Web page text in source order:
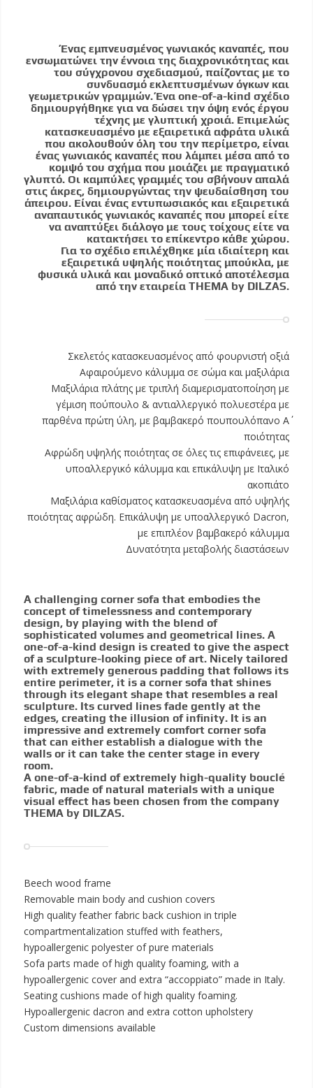
Ένας εμπνευσμένος γωνιακός καναπές, που
ενσωματώνει την έννοια της διαχρονικότητας και
του σύγχρονου σχεδιασμού, παίζοντας με το
συνδυασμό εκλεπτυσμένων όγκων και
γεωμετρικών γραμμών. Ένα one-of-a-kind σχέδιο
δημιουργήθηκε για να δώσει την όψη ενός έργου
τέχνης με γλυπτική χροιά. Επιμελώς
κατασκευασμένο με εξαιρετικά αφράτα υλικά
που ακολουθούν όλη του την περίμετρο, είναι
ένας γωνιακός καναπές που λάμπει μέσα από το
κομψό του σχήμα που μοιάζει με πραγματικό
γλυπτό. Οι καμπύλες γραμμές του σβήνουν απαλά
στις άκρες, δημιουργώντας την ψευδαίσθηση του
άπειρου. Είναι ένας εντυπωσιακός και εξαιρετικά
αναπαυτικός γωνιακός καναπές που μπορεί είτε
να αναπτύξει διάλογο με τους τοίχους είτε να
κατακτήσει το επίκεντρο κάθε χώρου.
Για το σχέδιο επιλέχθηκε μία ιδιαίτερη και
εξαιρετικά υψηλής ποιότητας μπούκλα, με
φυσικά υλικά και μοναδικό οπτικό αποτέλεσμα
από την εταιρεία THEMA by DILZAS.
Σκελετός κατασκευασμένος από φουρνιστή οξιά
Αφαιρούμενο κάλυμμα σε σώμα και μαξιλάρια
Μαξιλάρια πλάτης με τριπλή διαμερισματοποίηση με
γέμιση πούπουλο & αντιαλλεργικό πολυεστέρα με
παρθένα πρώτη ύλη, με βαμβακερό πουπουλόπανο Α΄
ποιότητας
Αφρώδη υψηλής ποιότητας σε όλες τις επιφάνειες, με
υποαλλεργικό κάλυμμα και επικάλυψη με Ιταλικό
ακοπιάτο
Μαξιλάρια καθίσματος κατασκευασμένα από υψηλής
ποιότητας αφρώδη. Επικάλυψη με υποαλλεργικό Dacron,
με επιπλέον βαμβακερό κάλυμμα
Δυνατότητα μεταβολής διαστάσεων
A challenging corner sofa that embodies the
concept of timelessness and contemporary
design, by playing with the blend of
sophisticated volumes and geometrical lines. A
one-of-a-kind design is created to give the aspect
of a sculpture-looking piece of art. Nicely tailored
with extremely generous padding that follows its
entire perimeter, it is a corner sofa that shines
through its elegant shape that resembles a real
sculpture. Its curved lines fade gently at the
edges, creating the illusion of infinity. It is an
impressive and extremely comfort corner sofa
that can either establish a dialogue with the
walls or it can take the center stage in every
room.
A one-of-a-kind of extremely high-quality bouclé
fabric, made of natural materials with a unique
visual effect has been chosen from the company
THEMA by DILZAS.
Beech wood frame
Removable main body and cushion covers
High quality feather fabric back cushion in triple
compartmentalization stuffed with feathers,
hypoallergenic polyester of pure materials
Sofa parts made of high quality foaming, with a
hypoallergenic cover and extra “accoppiato” made in Italy.
Seating cushions made of high quality foaming.
Hypoallergenic dacron and extra cotton upholstery
Custom dimensions available